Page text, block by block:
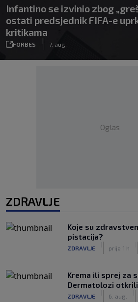
Infantino se izvinio zbog
ostati predsjednik FIFA-e
kritikama
FORBES
|
7. aug.
Oglas
ZDRAVLJE
Koje su
pistacija?
ZDRAVLJE prije 1 h
Krema ili sprej za
Dermatolozi
ZDRAVLJE 6. aug.